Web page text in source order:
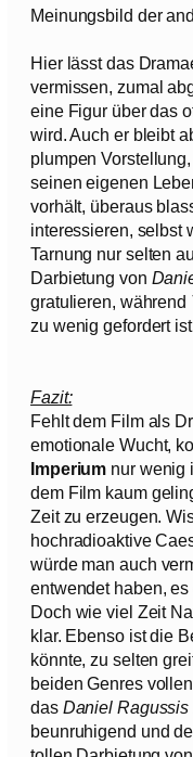
Meinungsbild der
Hier lässt das
vermissen, zumal
eine Figur über das
wird. Auch er bleibt
plumpen
seinen eigenen
vorhält, überaus
interessieren, selbst
Tarnung nur selten
Darbietung von
gratulieren, während
zu wenig gefordert
Fazit:
Fehlt dem Film als
emotionale Wucht,
Imperium nur wenig
dem Film kaum
Zeit zu erzeugen.
hochradioaktive
würde man auch
entwendet haben,
Doch wie viel Zeit
klar. Ebenso ist die
könnte, zu selten
beiden Genres
das Daniel Ragussis
beunruhigend und